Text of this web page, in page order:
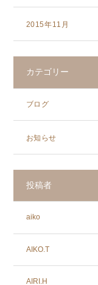
2015年11月
カテゴリー
ブログ
お知らせ
投稿者
aiko
AIKO.T
AIRI.H